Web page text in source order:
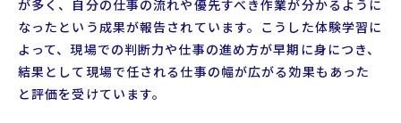
が多く、自分の仕事の流れや優先すべき作業が分かるように
なったという成果が報告されています。こうした体験学習に
よって、現場での判断力や仕事の進め方が早期に身につき、
結果として現場で任される仕事の幅が広がる効果もあった
と評価を受けています。